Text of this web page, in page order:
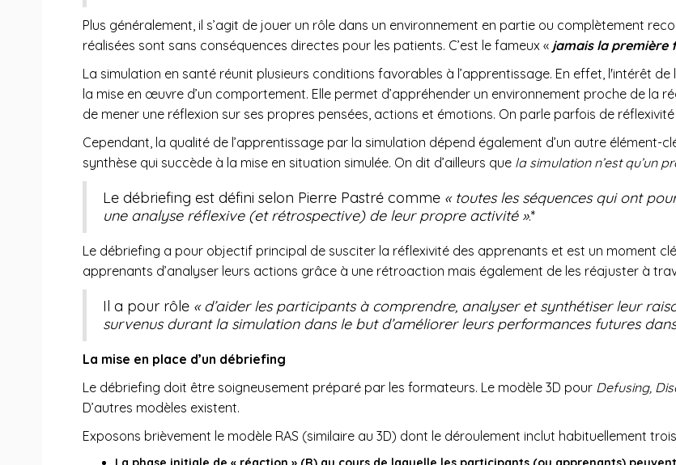
Plus généralement, il s’agit de jouer un rôle dans un environnement en partie ou complètement
réalisées sont sans conséquences directes pour les patients. C’est le fameux « jamais la première
La simulation en santé réunit plusieurs conditions favorables à l’apprentissage. En effet, l'intérêt
la mise en œuvre d’un comportement. Elle permet d’appréhender un environnement proche de la
de mener une réflexion sur ses propres pensées, actions et émotions. On parle parfois de réflexivité
Cependant, la qualité de l’apprentissage par la simulation dépend également d’un autre élément-
synthèse qui succède à la mise en situation simulée. On dit d’ailleurs que la simulation n’est qu’un
Le débriefing est défini selon Pierre Pastré comme « toutes les séquences qui ont
une analyse réflexive (et rétrospective) de leur propre activité ».*
Le débriefing a pour objectif principal de susciter la réflexivité des apprenants et est un moment
apprenants d’analyser leurs actions grâce à une rétroaction mais également de les réajuster à
Il a pour rôle « d’aider les participants à comprendre, analyser et synthétiser leur
survenus durant la simulation dans le but d’améliorer leurs performances futures
La mise en place d’un débriefing
Le débriefing doit être soigneusement préparé par les formateurs. Le modèle 3D pour Defusing,
D’autres modèles existent.
Exposons brièvement le modèle RAS (similaire au 3D) dont le déroulement inclut habituellement